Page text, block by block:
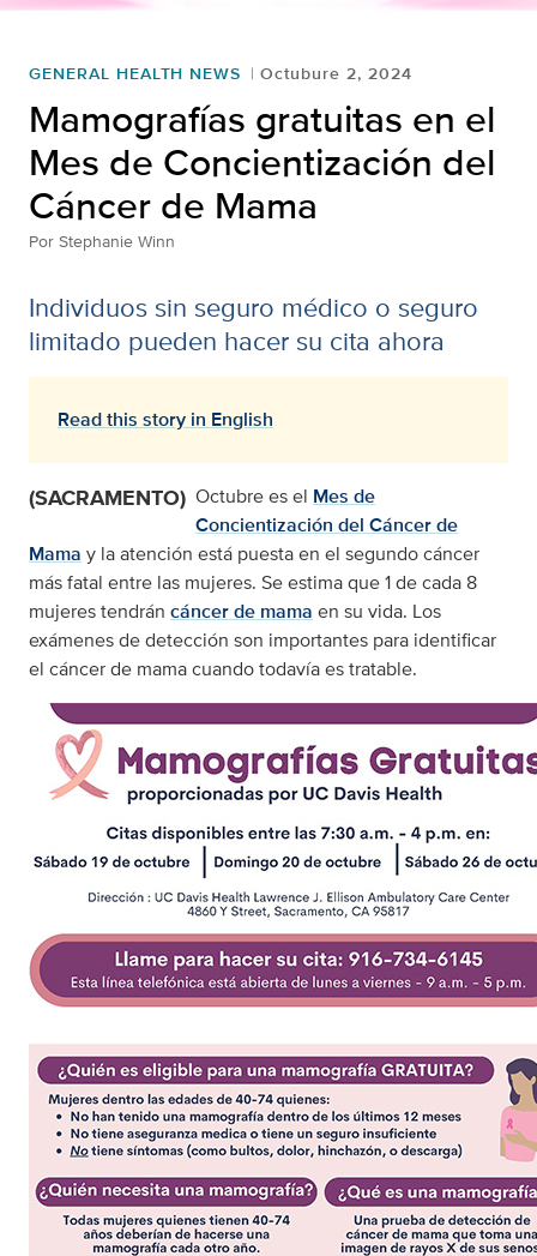
GENERAL HEALTH NEWS Octubure 2, 2024
Mamografías gratuitas en el
Mes de Concientización del
Cáncer de Mama
Por Stephanie Winn
Individuos sin seguro médico o seguro
limitado pueden hacer su cita ahora
Read this story in English
(SACRAMENTO) Octubre es el Mes de
Concientización del Cáncer de
Mama y la atención está puesta en el segundo cáncer
más fatal entre las mujeres. Se estima que 1 de cada 8
mujeres tendrán cáncer de mama en su vida. Los
exámenes de detección son importantes para identificar
el cáncer de mama cuando todavía es tratable.